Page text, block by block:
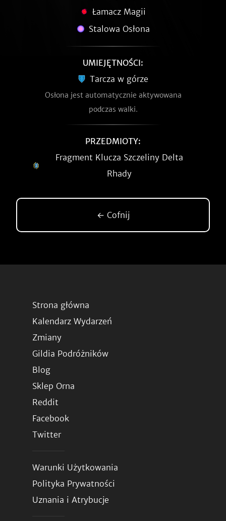
Łamacz Magii
Stalowa Osłona
UMIEJĘTNOŚCI:
Tarcza w górze
Osłona jest automatycznie aktywowana
podczas walki.
PRZEDMIOTY:
Fragment Klucza Szczeliny Delta
Rhady
← Cofnij
Strona główna
Kalendarz Wydarzeń
Zmiany
Gildia Podróżników
Blog
Sklep Orna
Reddit
Facebook
Twitter
Warunki Użytkowania
Polityka Prywatności
Uznania i Atrybucje